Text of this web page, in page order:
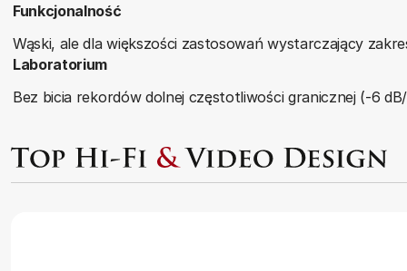
Funkcjonalność
Wąski, ale dla większości zastosowań wystarczający
Laboratorium
Bez bicia rekordów dolnej częstotliwości granicznej (-6